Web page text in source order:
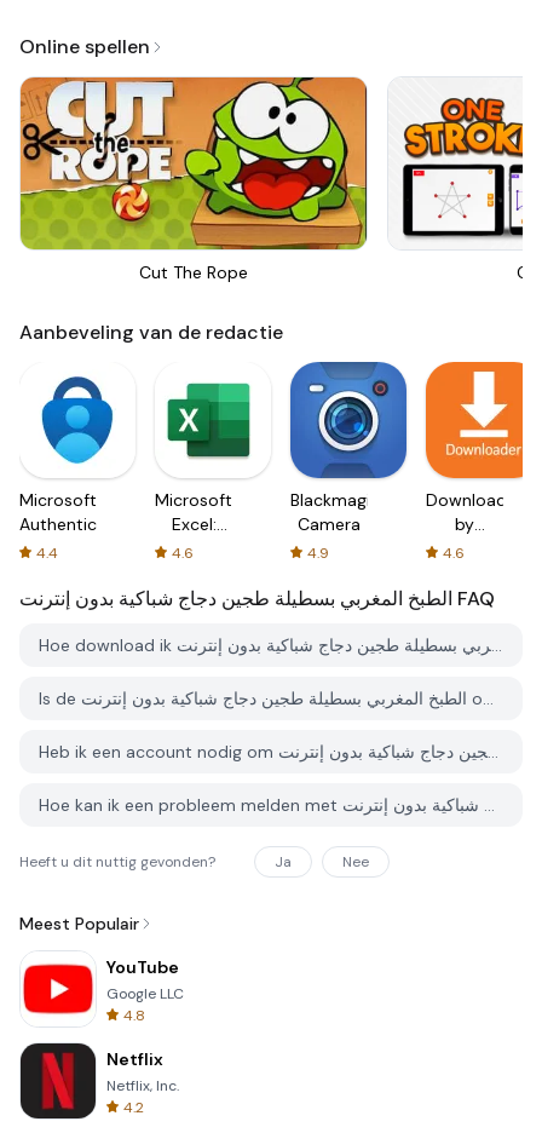
Online spellen
Cut The Rope
Aanbeveling van de redactie
Microsoft
Authenticator
4.4
Microsoft
Excel:
Spreadsheets
4.6
Blackmagic
Camera
4.9
Downloader
by
AFTVnews
4.6
الطبخ المغربي بسطيلة طجين دجاج شباكية بدون إنترنت FAQ
Hoe download ik الطبخ المغربي بسطيلة طجين دجاج شباكية بدون إنترنت van PGYER APK HUB?
Is de الطبخ المغربي بسطيلة طجين دجاج شباكية بدون إنترنت op PGYER APK HUB gratis te downloaden?
Heb ik een account nodig om الطبخ المغربي بسطيلة طجين دجاج شباكية بدون إنترنت van PGYER APK HUB te downloaden?
Hoe kan ik een probleem melden met الطبخ المغربي بسطيلة طجين دجاج شباكية بدون إنترنت op PGYER APK HUB?
Heeft u dit nuttig gevonden? Ja Nee
Meest Populair
YouTube
Google LLC
4.8
Netflix
Netflix, Inc.
4.2